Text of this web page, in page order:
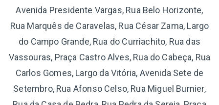
Avenida Presidente Vargas, Rua Belo Horizonte,
Rua Marquês de Caravelas, Rua César Zama, Largo
do Campo Grande, Rua do Curriachito, Rua das
Vassouras, Praça Castro Alves, Rua do Cabeça, Rua
Carlos Gomes, Largo da Vitória, Avenida Sete de
Setembro, Rua Afonso Celso, Rua Miguel Burnier,